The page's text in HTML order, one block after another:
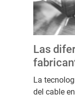
Las
La
del cable